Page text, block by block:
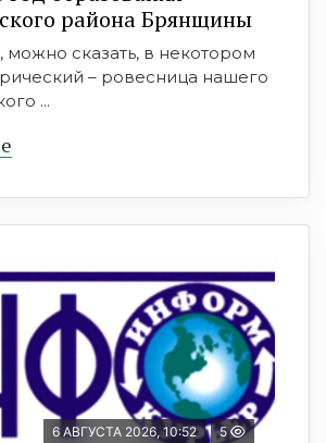
района Брянщины
можно сказать, в некотором
– ровесница нашего
...
6 АВГУСТА 2026, 10:52 5